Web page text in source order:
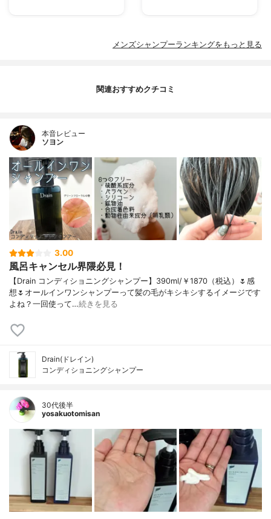
メンズシャンプーランキングをもっと見る
関連おすすめクチコミ
本音レビュー
ソヨン
3.00
風呂キャンセル界隈必見！
【Drain コンディショニングシャンプー】390ml/￥1870（税込）🌷感
想🌷オールインワンシャンプーって髪の毛がキシキシするイメージです
よね？一回使って…続きを見る
Drain(ドレイン)
コンディショニングシャンプー
30代後半
yosakuotomisan